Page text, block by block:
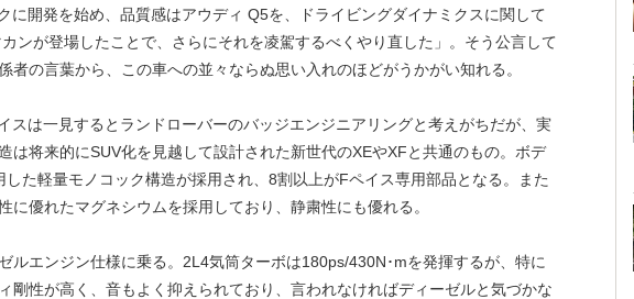
に開発を始め、品質感はアウディ Q5を、ドライビングダイナミクスに関して
ンが登場したことで、さらにそれを凌駕するべくやり直した」。そう公言して
者の言葉から、この車への並々ならぬ思い入れのほどがうかがい知れる。
スは一見するとランドローバーのバッジエンジニアリングと考えがちだが、実
は将来的にSUV化を見越して設計された新世代のXEやXFと共通のもの。ボデ
した軽量モノコック構造が採用され、8割以上がFペイス専用部品となる。また
に優れたマグネシウムを採用しており、静粛性にも優れる。
ルエンジン仕様に乗る。2L4気筒ターボは180ps/430N･mを発揮するが、特に
剛性が高く、音もよく抑えられており、言われなければディーゼルと気づかな